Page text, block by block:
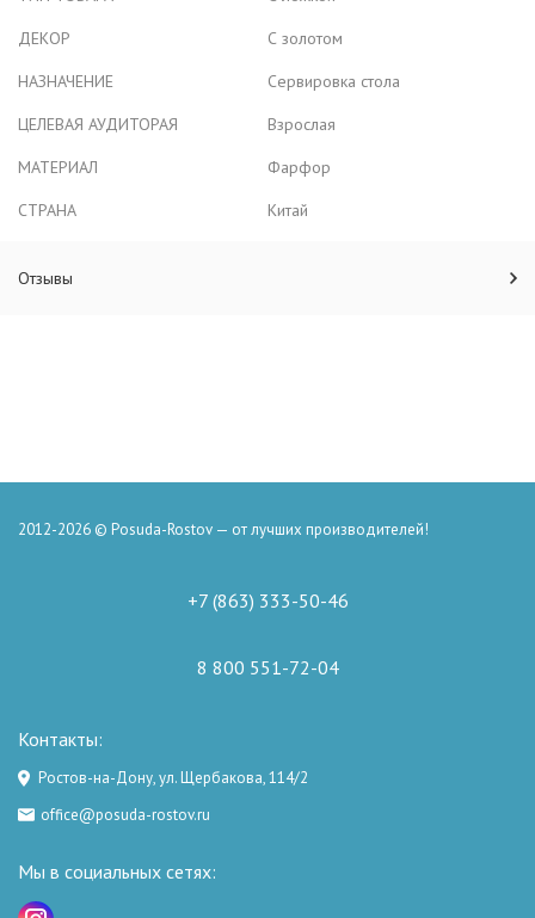
ДЕКОР
С золотом
НАЗНАЧЕНИЕ
Сервировка стола
ЦЕЛЕВАЯ АУДИТОРАЯ
Взрослая
МАТЕРИАЛ
Фарфор
СТРАНА
Китай
Отзывы
2012-2026 © Posuda-Rostov — от лучших производителей!
+7 (863) 333-50-46
8 800 551-72-04
Контакты:
Ростов-на-Дону, ул. Щербакова, 114/2
office@posuda-rostov.ru
Мы в социальных сетях: